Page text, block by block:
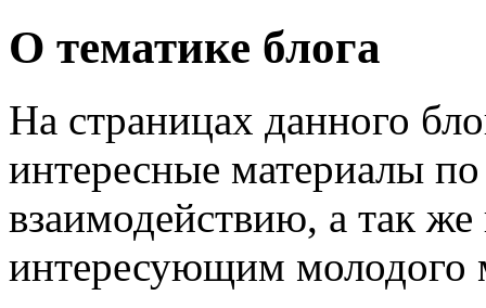
О тематике блога
На страницах данного
интересные материалы
взаимодействию, а так
интересующим молодого